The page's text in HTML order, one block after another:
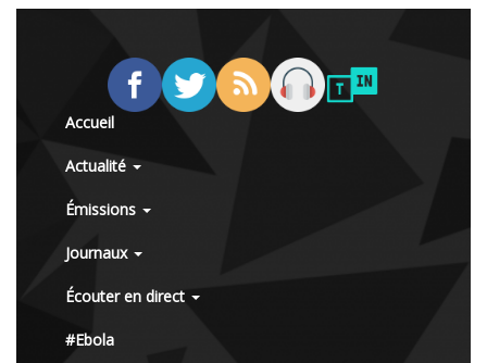
Accueil
Actualité
Émissions
Journaux
Écouter en direct
#Ebola